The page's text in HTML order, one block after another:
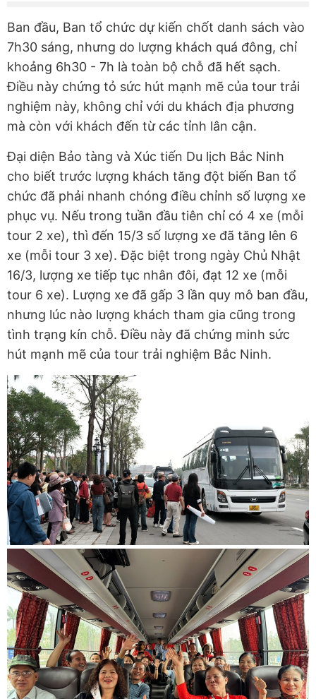
Ban đầu, Ban tổ chức dự kiến chốt danh sách vào
7h30 sáng, nhưng do lượng khách quá đông, chỉ
khoảng 6h30 - 7h là toàn bộ chỗ đã hết sạch.
Điều này chứng tỏ sức hút mạnh mẽ của tour trải
nghiệm này, không chỉ với du khách địa phương
mà còn với khách đến từ các tỉnh lân cận.
Đại diện Bảo tàng và Xúc tiến Du lịch Bắc Ninh
cho biết trước lượng khách tăng đột biến Ban tổ
chức đã phải nhanh chóng điều chỉnh số lượng xe
phục vụ. Nếu trong tuần đầu tiên chỉ có 4 xe (mỗi
tour 2 xe), thì đến 15/3 số lượng xe đã tăng lên 6
xe (mỗi tour 3 xe). Đặc biệt trong ngày Chủ Nhật
16/3, lượng xe tiếp tục nhân đôi, đạt 12 xe (mỗi
tour 6 xe). Lượng xe đã gấp 3 lần quy mô ban đầu,
nhưng lúc nào lượng khách tham gia cũng trong
tình trạng kín chỗ. Điều này đã chứng minh sức
hút mạnh mẽ của tour trải nghiệm Bắc Ninh.